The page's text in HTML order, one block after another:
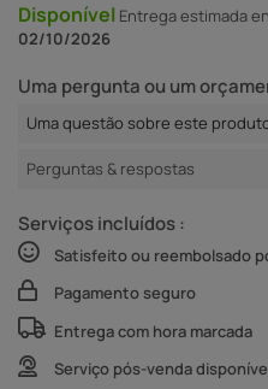
Disponível Entregaestimada
02/10/2026
Uma pergunta ou um
Uma questão sobre este
Perguntas & respostas
Serviços incluídos :
Satisfeito ou reembolsado
Pagamento seguro
Entrega com hora marcada
Serviço pós-venda